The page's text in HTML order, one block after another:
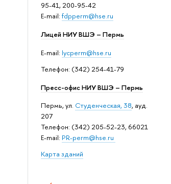
95-41, 200-95-42
E-mail: fdpperm@hse.ru
Лицей НИУ ВШЭ – Пермь
E-mail: lycperm@hse.ru
Телефон: (342) 254-41-79
Пресс-офис НИУ ВШЭ – Пермь
Пермь, ул. Студенческая, 38, ауд.
207
Телефон: (342) 205-52-23, 66021
E-mail: PR-perm@hse.ru
Карта зданий